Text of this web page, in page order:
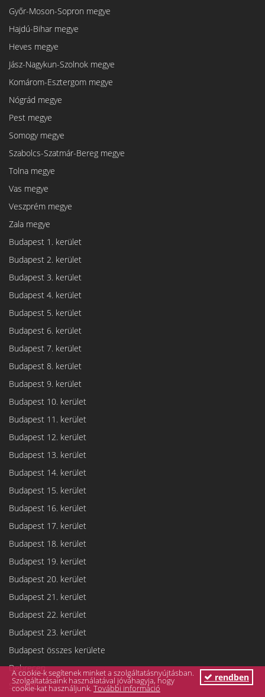
Győr-Moson-Sopron megye
Hajdú-Bihar megye
Heves megye
Jász-Nagykun-Szolnok megye
Komárom-Esztergom megye
Nógrád megye
Pest megye
Somogy megye
Szabolcs-Szatmár-Bereg megye
Tolna megye
Vas megye
Veszprém megye
Zala megye
Budapest 1. kerület
Budapest 2. kerület
Budapest 3. kerület
Budapest 4. kerület
Budapest 5. kerület
Budapest 6. kerület
Budapest 7. kerület
Budapest 8. kerület
Budapest 9. kerület
Budapest 10. kerület
Budapest 11. kerület
Budapest 12. kerület
Budapest 13. kerület
Budapest 14. kerület
Budapest 15. kerület
Budapest 16. kerület
Budapest 17. kerület
Budapest 18. kerület
Budapest 19. kerület
Budapest 20. kerület
Budapest 21. kerület
Budapest 22. kerület
Budapest 23. kerület
Budapest összes kerülete
Debrecen
Szeged
A cookie-k segítenek minket a szolgáltatásnyújtásban.
Szolgáltatásaink használatával jóváhagyja, hogy
cookie-kat használjunk. További információ
rendben